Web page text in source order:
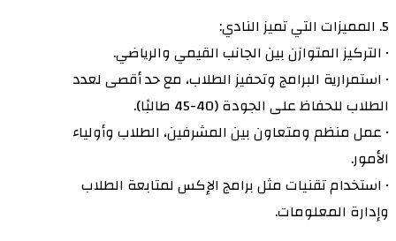
5. المميزات التي تميز النادي:
• التركيز المتوازن بين الجانب القيمي والرياضي.
• استمرارية البرامج وتحفيز الطلاب، مع حد أقصى لعدد
الطلاب للحفاظ على الجودة (40-45 طالبًا).
• عمل منظم ومتعاون بين المشرفين، الطلاب وأولياء
الأمور.
• استخدام تقنيات مثل برامج الإكس لمتابعة الطلاب
وإدارة المعلومات.